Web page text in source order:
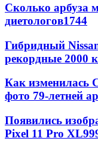
Сколько арбуза
диетологов1744
Гибридный
рекордные 2000
Как изменилась
фото 79-летней
Появились
Pixel 11 Pro XL